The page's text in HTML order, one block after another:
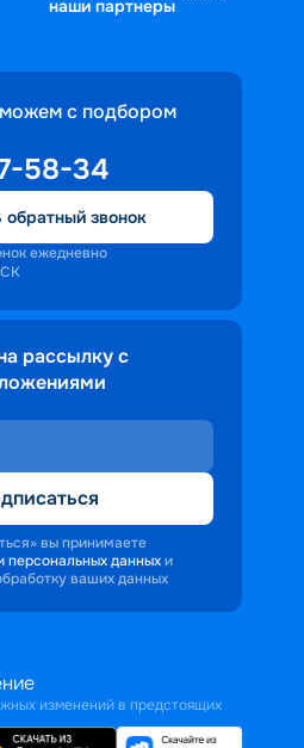
наши партнеры
с подбором
58-34
обратный звонок
ежедневно
рассылку с
вы принимаете
персональных данных и
ваших данных
изменений в предстоящих